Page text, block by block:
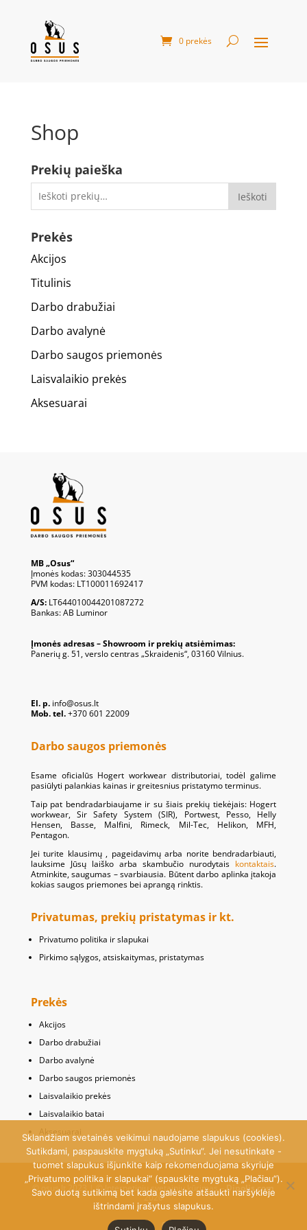
0 prekės
Shop
Prekių paieška
Ieškoti
Prekės
Akcijos
Titulinis
Darbo drabužiai
Darbo avalynė
Darbo saugos priemonės
Laisvalaikio prekės
Aksesuarai
MB „Osus“
Įmonės kodas: 303044535
PVM kodas: LT100011692417
A/S:LT644010044201087272
Bankas: AB Luminor
Įmonės adresas – Showroom ir prekių atsiėmimas:
Panerių g. 51, verslo centras „Skraidenis“, 03160 Vilnius.
El. p.info@osus.lt
Mob. tel.+370 601 22009
Darbo saugos priemonės
Esame oficialūs Hogert workwear distributoriai, todėl galime
pasiūlyti palankias kainas ir greitesnius pristatymo terminus.
Taip pat bendradarbiaujame ir su šiais prekių tiekėjais: Hogert
workwear, Sir Safety System (SIR), Portwest, Pesso, Helly
Hensen, Basse, Malfini, Rimeck, Mil-Tec, Helikon, MFH,
Pentagon.
Jei turite klausimų , pageidavimų arba norite bendradarbiauti,
lauksime Jūsų laiško arba skambučio nurodytais kontaktais.
Atminkite, saugumas – svarbiausia. Būtent darbo aplinka įtakoja
kokias saugos priemones bei aprangą rinktis.
Privatumas, prekių pristatymas ir kt.
Privatumo politika ir slapukai
Pirkimo sąlygos, atsiskaitymas, pristatymas
Prekės
Akcijos
Darbo drabužiai
Darbo avalynė
Darbo saugos priemonės
Laisvalaikio prekės
Laisvalaikio batai
Aksesuarai
© osus.lt 2023 | © Internetinių svetainių kūrimas –Dipolis.com
2020
Sklandžiam svetainės veikimui naudojame slapukus (cookies).
Sutikdami, paspauskite mygtuką „Sutinku“. Jei nesutinkate -
tuomet slapukus išjunkite kaip rekomenduojama skyriuje
„Privatumo politika ir slapukai“ (spauskite mygtuką „Plačiau“).
Savo duotą sutikimą bet kada galėsite atšaukti naršyklėje
ištrindami įrašytus slapukus.